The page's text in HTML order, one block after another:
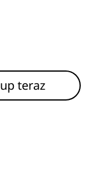
teraz